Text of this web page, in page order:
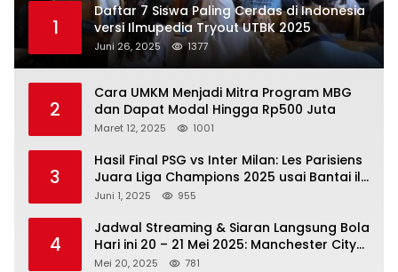
1
Daftar 7 Siswa Paling Cerdas di Indonesia
versi Ilmupedia Tryout UTBK 2025
Juni 26, 2025 1377
2
Cara UMKM Menjadi Mitra Program MBG
dan Dapat Modal Hingga Rp500 Juta
Maret 12, 2025 1001
3
Hasil Final PSG vs Inter Milan: Les Parisiens
Juara Liga Champions 2025 usai Bantai il
Nerazzurri
Juni 1, 2025 955
4
Jadwal Streaming & Siaran Langsung Bola
Hari ini 20 – 21 Mei 2025: Manchester City
vs Bournemouth
Mei 20, 2025 781